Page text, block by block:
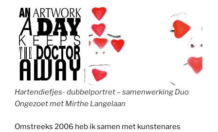
Hartendiefjes- dubbelportret – samenwerking Duo
Ongezoet met Mirthe Langelaan
Omstreeks 2006 heb ik samen met kunstenares